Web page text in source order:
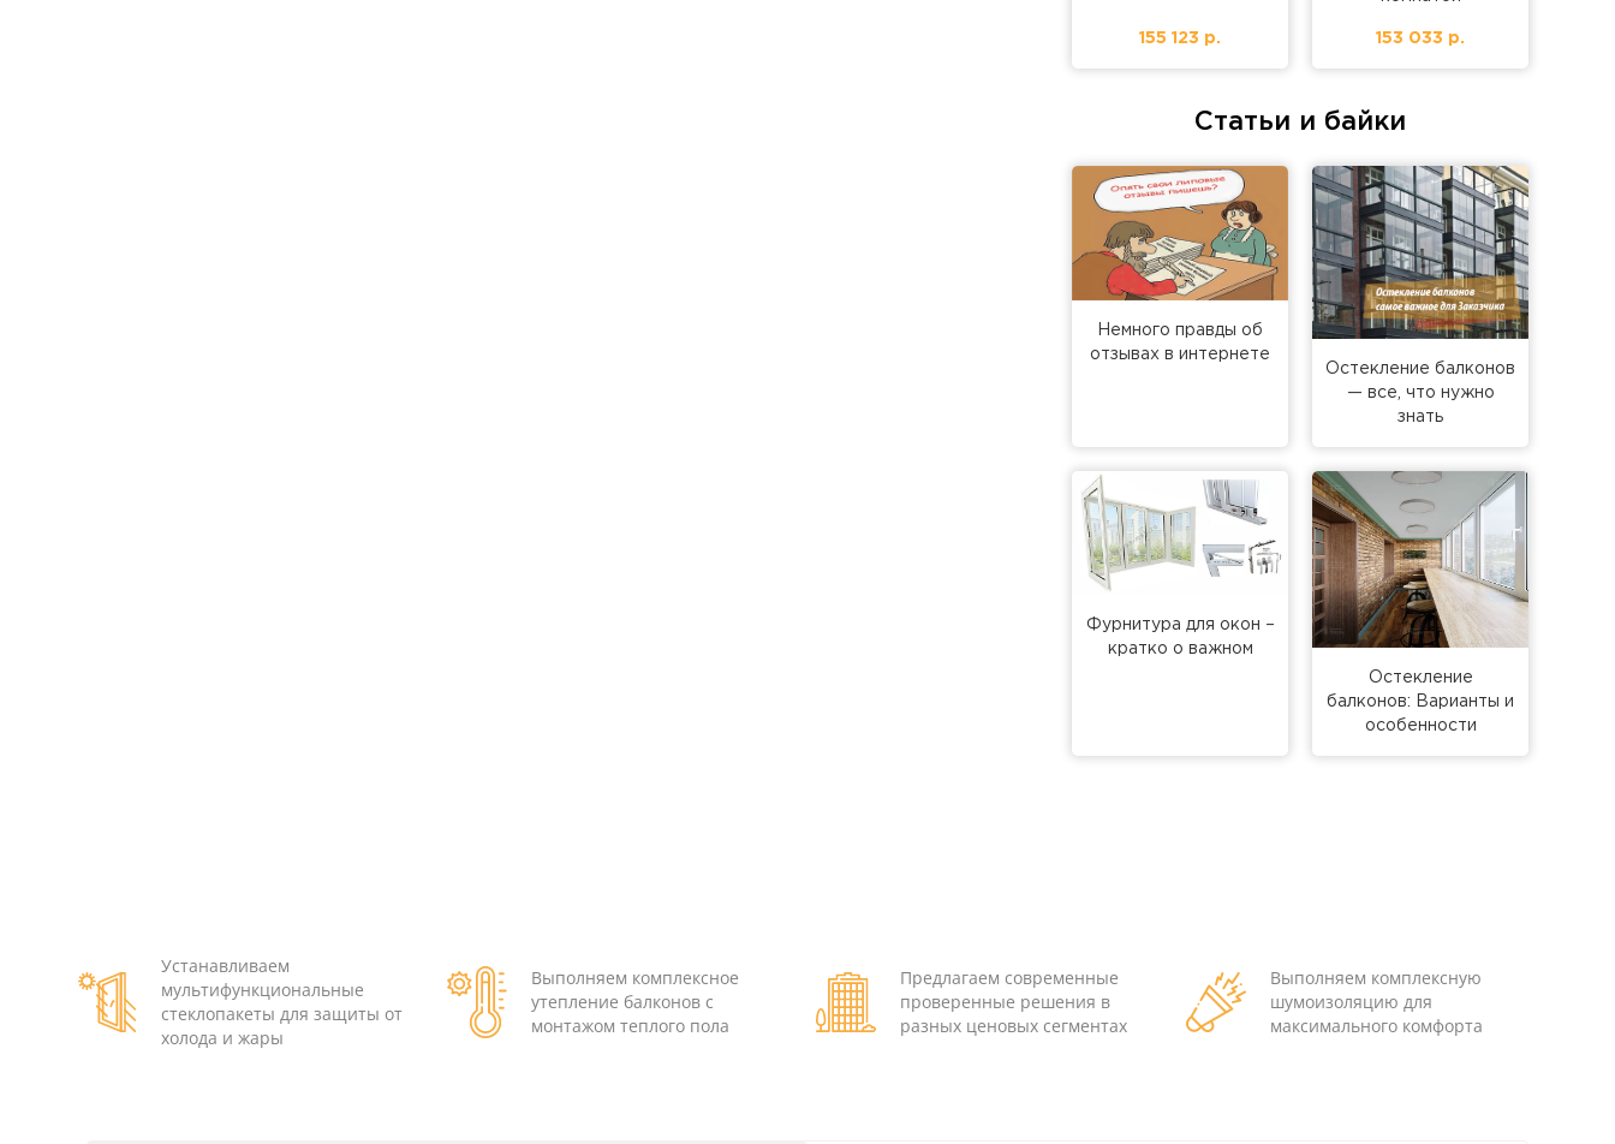
Устанавливаем
мультифункциональные
стеклопакеты для защиты от
холода и жары
Выполняем комплексное
утепление балконов с
монтажом теплого пола
Предлагаем современные
проверенные решения в
разных ценовых сегментах
Выполняем комплексную
шумоизоляцию для
максимального комфорта
155 123 р. 153 033 р.
Статьи и байки
Немного правды об
отзывах в интернете
Остекление балконов
— все, что нужно
знать
Фурнитура для окон –
кратко о важном
Остекление
балконов: Варианты и
особенности